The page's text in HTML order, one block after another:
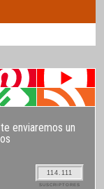
enviaremos un
114.111
SUSCRIPTORES